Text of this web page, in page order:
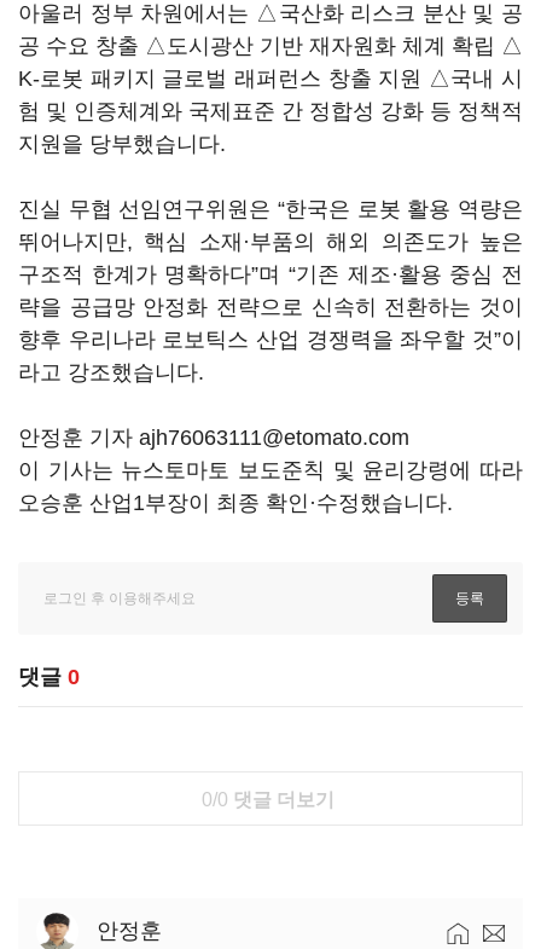
아울러 정부 차원에서는 △국산화 리스크 분산 및 공
공 수요 창출 △도시광산 기반 재자원화 체계 확립 △
K-로봇 패키지 글로벌 래퍼런스 창출 지원 △국내 시
험 및 인증체계와 국제표준 간 정합성 강화 등 정책적
지원을 당부했습니다.
진실 무협 선임연구위원은 “한국은 로봇 활용 역량은
뛰어나지만, 핵심 소재·부품의 해외 의존도가 높은
구조적 한계가 명확하다”며 “기존 제조·활용 중심 전
략을 공급망 안정화 전략으로 신속히 전환하는 것이
향후 우리나라 로보틱스 산업 경쟁력을 좌우할 것”이
라고 강조했습니다.
안정훈 기자 ajh76063111@etomato.com
이 기사는 뉴스토마토 보도준칙 및 윤리강령에 따라
오승훈 산업1부장이 최종 확인·수정했습니다.
댓글 0
0/0 댓글 더보기
안정훈